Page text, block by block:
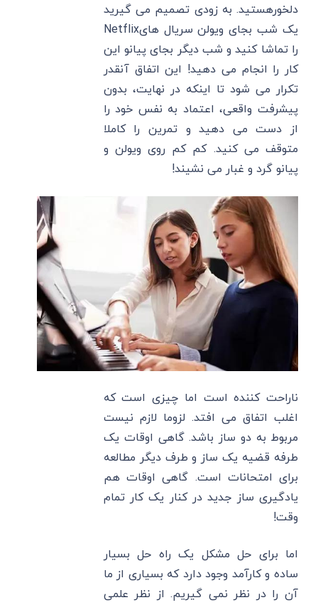
دلخورهستید. به زودی تصمیم می گیرید
یک شب بجای ویولن سریال هایNetflix
را تماشا کنید و شب دیگر بجای پیانو این
کار را انجام می دهید! این اتفاق آنقدر
تکرار می شود تا اینکه در نهایت، بدون
پیشرفت واقعی، اعتماد به نفس خود را
از دست می دهید و تمرین را کاملا
متوقف می کنید. کم کم روی ویولن و
پیانو گرد و غبار می نشیند!
ناراحت کننده است اما چیزی است که
اغلب اتفاق می افتد. لزوما لازم نیست
مربوط به دو ساز باشد. گاهی اوقات یک
طرفه قضیه یک ساز و طرف دیگر مطالعه
برای امتحانات است. گاهی اوقات هم
یادگیری ساز جدید در کنار یک کار تمام
وقت!
اما برای حل مشکل یک راه حل بسیار
ساده و کارآمد وجود دارد که بسیاری از ما
آن را در نظر نمی گیریم. از نظر علمی